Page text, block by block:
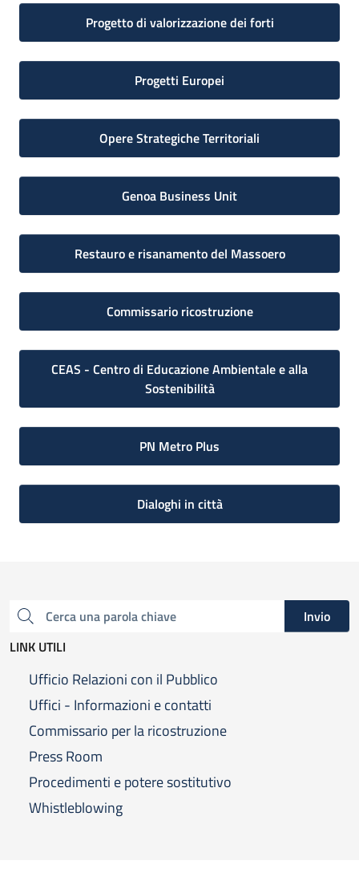
Progetto di valorizzazione dei forti
Progetti Europei
Opere Strategiche Territoriali
Genoa Business Unit
Restauro e risanamento del Massoero
Commissario ricostruzione
CEAS - Centro di Educazione Ambientale e alla
Sostenibilità
PN Metro Plus
Dialoghi in città
Cerca una parola chiave
Invio
LINK UTILI
Ufficio Relazioni con il Pubblico
Uffici - Informazioni e contatti
Commissario per la ricostruzione
Press Room
Procedimenti e potere sostitutivo
Whistleblowing